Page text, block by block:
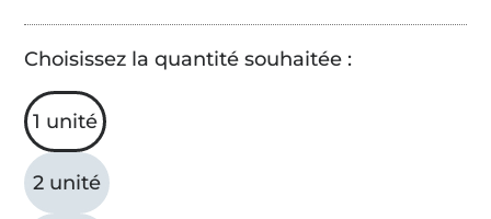
Choisissez la quantité souhaitée :
1 unité
2 unité